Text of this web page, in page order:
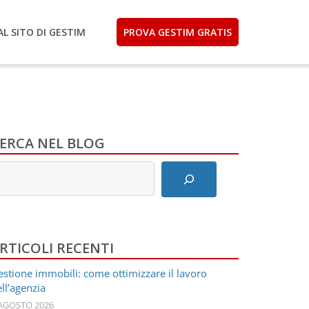
SITO DI GESTIM PROVA GESTIM GRATIS
NEL BLOG
RECENTI
immobili: come ottimizzare il lavoro
2026